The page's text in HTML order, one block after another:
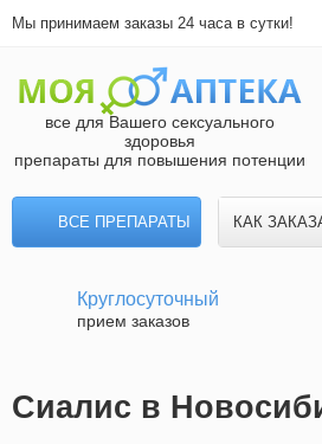
Мы принимаем заказы 24 часа в сутки!
все для Вашего сексуального
здоровья
препараты для повышения потенции
ВСЕ ПРЕПАРАТЫ КАК
Круглосуточный
прием заказов
Сиалис в